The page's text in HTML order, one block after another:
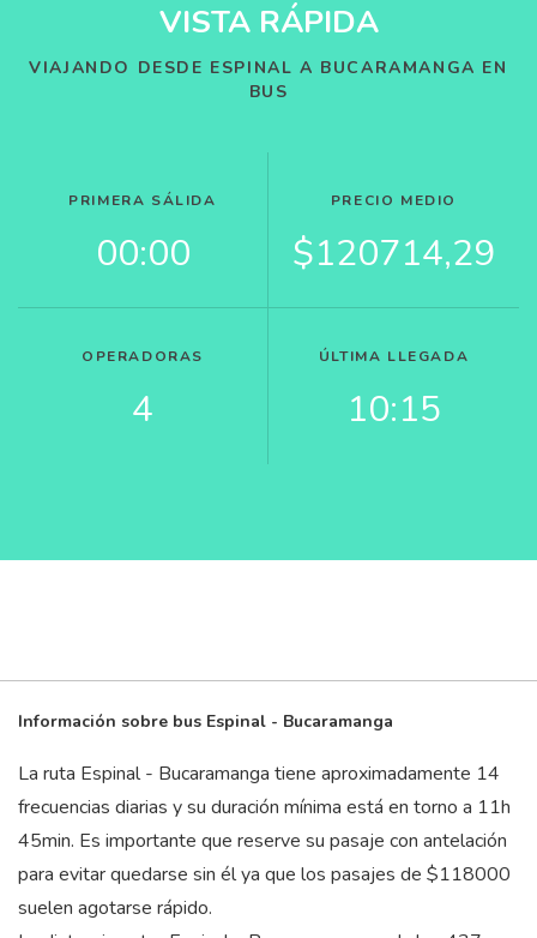
VISTA RÁPIDA
VIAJANDO DESDE ESPINAL A BUCARAMANGA EN
BUS
PRIMERA SÁLIDA
00:00
PRECIO MEDIO
$120714,29
OPERADORAS
4
ÚLTIMA LLEGADA
10:15
Información sobre bus Espinal - Bucaramanga
La ruta Espinal - Bucaramanga tiene aproximadamente 14
frecuencias diarias y su duración mínima está en torno a 11h
45min. Es importante que reserve su pasaje con antelación
para evitar quedarse sin él ya que los pasajes de $118000
suelen agotarse rápido.